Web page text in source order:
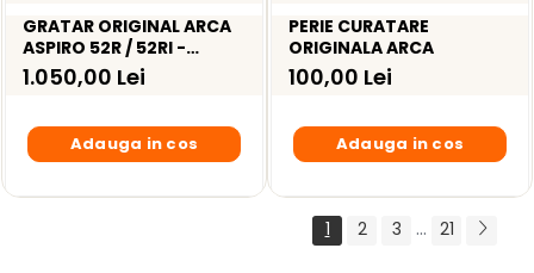
GRATAR ORIGINAL ARCA
ASPIRO 52R / 52RI -
BAR0108
1.050,00 Lei
Adauga in cos
PERIE CURATARE
ORIGINALA ARCA
100,00 Lei
Adauga in cos
1 2 3 ... 21